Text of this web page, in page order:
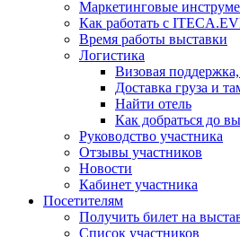
Маркетинговые
Как работать с
Время работы выставки
Логистика
Визовая поддержка,
Доставка груза и
Найти отель
Как добраться до
Руководство участника
Отзывы участников
Новости
Кабинет участника
Посетителям
Получить билет на
Список участников